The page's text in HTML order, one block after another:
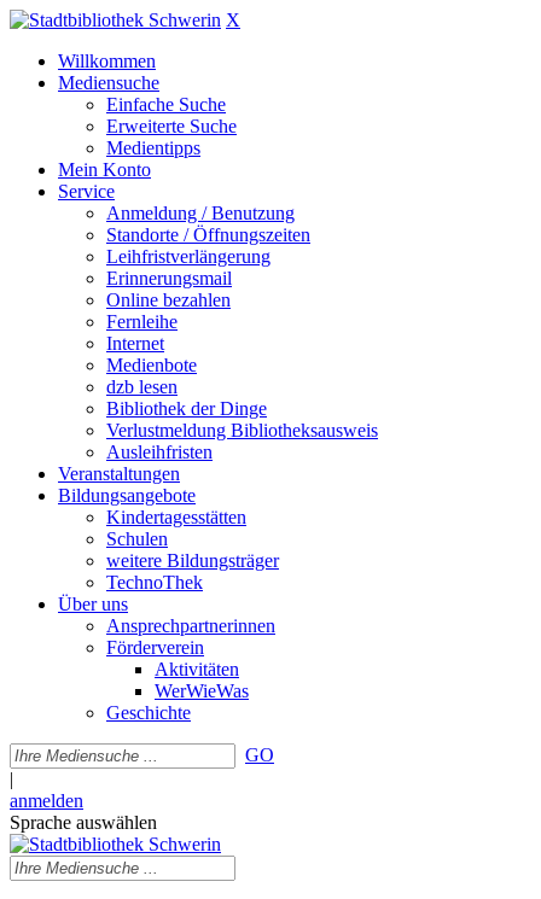
X
Willkommen
Mediensuche
Einfache Suche
Erweiterte Suche
Medientipps
Mein Konto
Service
Anmeldung / Benutzung
Standorte / Öffnungszeiten
Leihfristverlängerung
Erinnerungsmail
Online bezahlen
Fernleihe
Internet
Medienbote
dzb lesen
Bibliothek der Dinge
Verlustmeldung Bibliotheksausweis
Ausleihfristen
Veranstaltungen
Bildungsangebote
Kindertagesstätten
Schulen
weitere Bildungsträger
TechnoThek
Über uns
Ansprechpartnerinnen
Förderverein
Aktivitäten
WerWieWas
Geschichte
GO
|
anmelden
Sprache auswählen